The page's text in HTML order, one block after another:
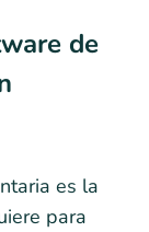
de
es la
para